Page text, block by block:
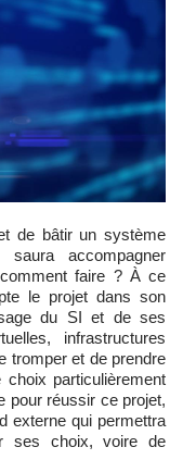
accompagner
faire ? À ce
le projet dans son
du SI et de ses
infrastructures
tromper et de prendre
particulièrement
pour réussir ce projet,
externe qui permettra
ses choix, voire de